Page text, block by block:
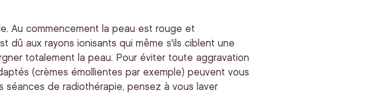
Au commencement la peau est rouge et
dû aux rayons ionisants qui même s'ils ciblent une
totalement la peau. Pour éviter toute aggravation
(crèmes émollientes par exemple) peuvent vous
séances de radiothérapie, pensez à vous laver